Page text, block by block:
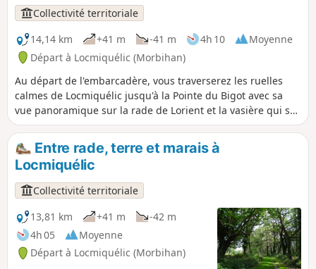
Collectivité territoriale
14,14 km
+41 m -41 m 4h 10
Moyenne
Départ à Locmiquélic (Morbihan)
Au départ de l'embarcadère, vous traverserez les ruelles
calmes de Locmiquélic jusqu'à la Pointe du Bigot avec sa
vue panoramique sur la rade de Lorient et la vasière qui se
découvre à marée basse. La suite du parcours vous
conduira vers l'ancienne voie impériale ainsi que dans les
villages proches du Blavet. Vous terminerez cette boucle en
cheminant à travers le marais de Pen Mané, véritable lieu
de quiétude pour la faune.
Entre rade, terre et marais à
Locmiquélic
Collectivité territoriale
13,81 km
+41 m
-42 m
4h 05
Moyenne
Départ à Locmiquélic (Morbihan)